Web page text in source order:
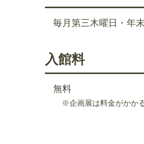
毎月第三木曜日・年
入館料
無料
※企画展は料金がかか